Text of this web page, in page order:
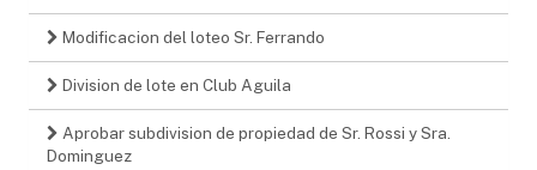
Modificacion del loteo Sr. Ferrando
Division de lote en Club Aguila
Aprobar subdivision de propiedad de Sr. Rossi y Sra.
Dominguez